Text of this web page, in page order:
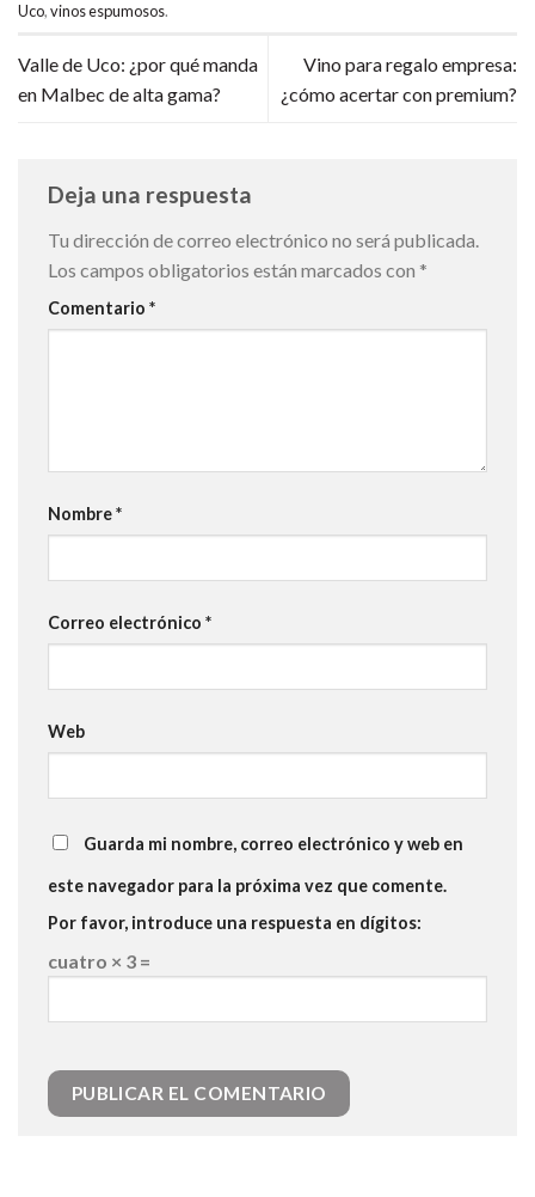
Uco,vinos espumosos.
Valle de Uco: ¿por qué manda
en Malbec de alta gama?
Vino para regalo empresa:
¿cómo acertar con premium?
Deja una respuesta
Tu dirección de correo electrónico no será publicada.
Los campos obligatorios están marcados con *
Comentario *
Nombre*
Correo electrónico *
Web
Guarda mi nombre, correo electrónico y web en
este navegador para la próxima vez que comente.
Por favor, introduce una respuesta en dígitos:
cuatro × 3 =